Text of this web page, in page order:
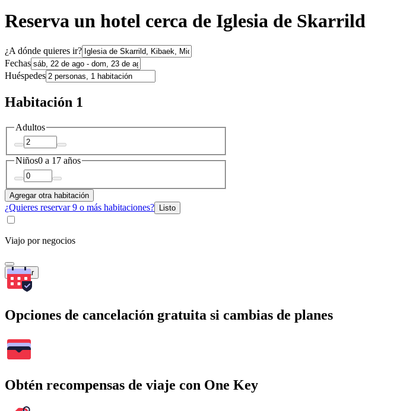
Reserva un hotel cerca de Iglesia de Skarrild
¿A dónde quieres ir?
Fechas
Huéspedes
Habitación 1
Adultos
Niños0 a 17 años
Agregar otra habitación
¿Quieres reservar 9 o más habitaciones? Listo
Viajo por negocios
Buscar
Opciones de cancelación gratuita si cambias de planes
Obtén recompensas de viaje con One Key